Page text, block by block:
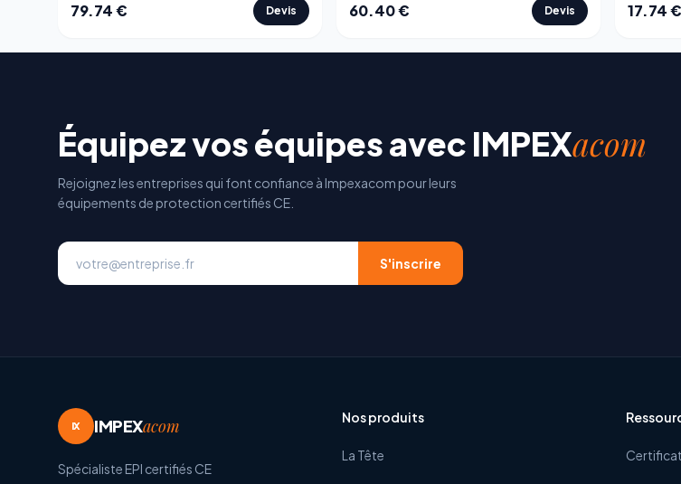
79.74€ Devis 60.40€ Devis 17.74€
Équipez vos équipes avec IMPEXacom
Rejoignez les entreprises qui font confiance à Impexacom pour leurs
équipements de protection certifiés CE.
S'inscrire
IX IMPEXacom
Spécialiste EPI certifiés CE
Nos produits
La Tête